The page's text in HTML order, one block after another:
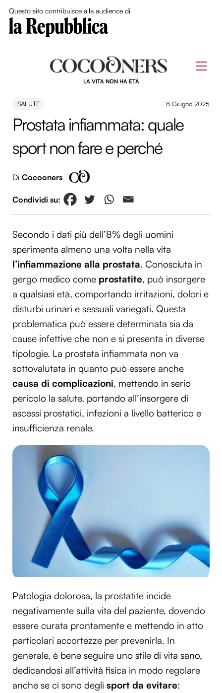
Questo sito contribuisce alla audience di
LA VITA NON HA ETÀ
SALUTE 8 Giugno 2025
Prostata infiammata: quale
sport non fare e perché
Di Cocooners
Secondo i dati più dell’8% degli uomini
sperimenta almeno una volta nella vita
l’infiammazione alla prostata. Conosciuta in
gergo medico come prostatite, può insorgere
a qualsiasi età, comportando irritazioni, dolori e
disturbi urinari e sessuali variegati. Questa
problematica può essere determinata sia da
cause infettive che non e si presenta in diverse
tipologie. La prostata infiammata non va
sottovalutata in quanto può essere anche
causa di complicazioni, mettendo in serio
pericolo la salute, portando all’insorgere di
ascessi prostatici, infezioni a livello batterico e
insufficienza renale.
Patologia dolorosa, la prostatite incide
negativamente sulla vita del paziente, dovendo
essere curata prontamente e mettendo in atto
particolari accortezze per prevenirla. In
generale, è bene seguire uno stile di vita sano,
dedicandosi all’attività fisica in modo regolare
anche se ci sono degli sport da evitare: